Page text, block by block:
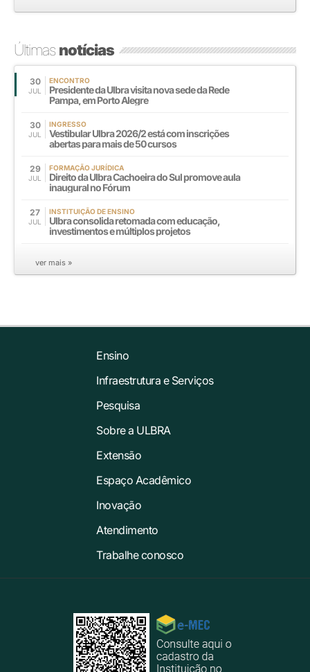
Últimasnotícias
30
JUL
ENCONTRO
Presidente da Ulbra visita nova sede da Rede
Pampa, em Porto Alegre
30
JUL
INGRESSO
Vestibular Ulbra 2026/2 está com inscrições
abertas para mais de 50 cursos
29
JUL
FORMAÇÃO JURÍDICA
Direito da Ulbra Cachoeira do Sul promove aula
inaugural no Fórum
27
JUL
INSTITUIÇÃO DE ENSINO
Ulbra consolida retomada com educação,
investimentos e múltiplos projetos
ver mais »
Ensino
Infraestrutura e Serviços
Pesquisa
Sobre a ULBRA
Extensão
Espaço Acadêmico
Inovação
Atendimento
Trabalhe conosco